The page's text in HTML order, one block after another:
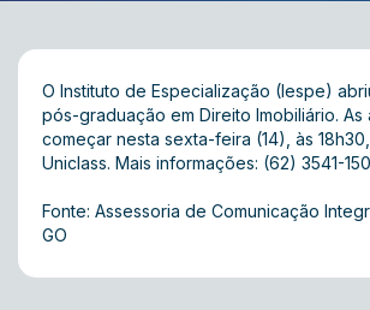
O Instituto de Especialização (Iespe)
pós-graduação em Direito Imobiliário. As
começar nesta sexta-feira (14), às
Uniclass. Mais informações: (62) 3541-
Fonte: Assessoria de Comunicação
GO